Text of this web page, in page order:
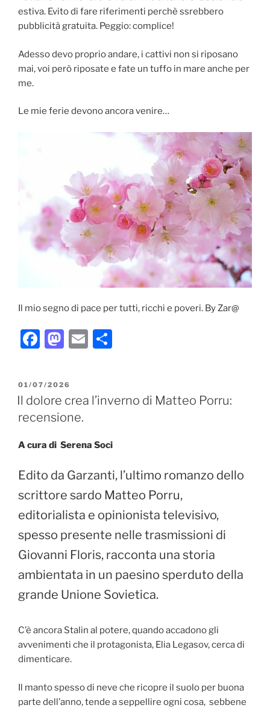
estiva. Evito di fare riferimenti perchè ssrebbero
pubblicità gratuita. Peggio: complice!
Adesso devo proprio andare, i cattivi non si riposano
mai, voi però riposate e fate un tuffo in mare anche per
me.
Le mie ferie devono ancora venire…
Il mio segno di pace per tutti, ricchi e poveri. By Zar@
F
c
e
b
o
k
M
st
o
d
o
n
E
l
di
PUBBLICATO
IL
01/07/2026
Il dolore crea l’inverno di Matteo Porru:
recensione.
A cura di Serena Soci
Edito da Garzanti, l’ultimo romanzo dello
scrittore sardo Matteo Porru,
editorialista e opinionista televisivo,
spesso presente nelle trasmissioni di
Giovanni Floris, racconta una storia
ambientata in un paesino sperduto della
grande Unione Sovietica.
C’è ancora Stalin al potere, quando accadono gli
avvenimenti che il protagonista, Elia Legasov, cerca di
dimenticare.
Il manto spesso di neve che ricopre il suolo per buona
parte dell’anno, tende a seppellire ogni cosa, sebbene